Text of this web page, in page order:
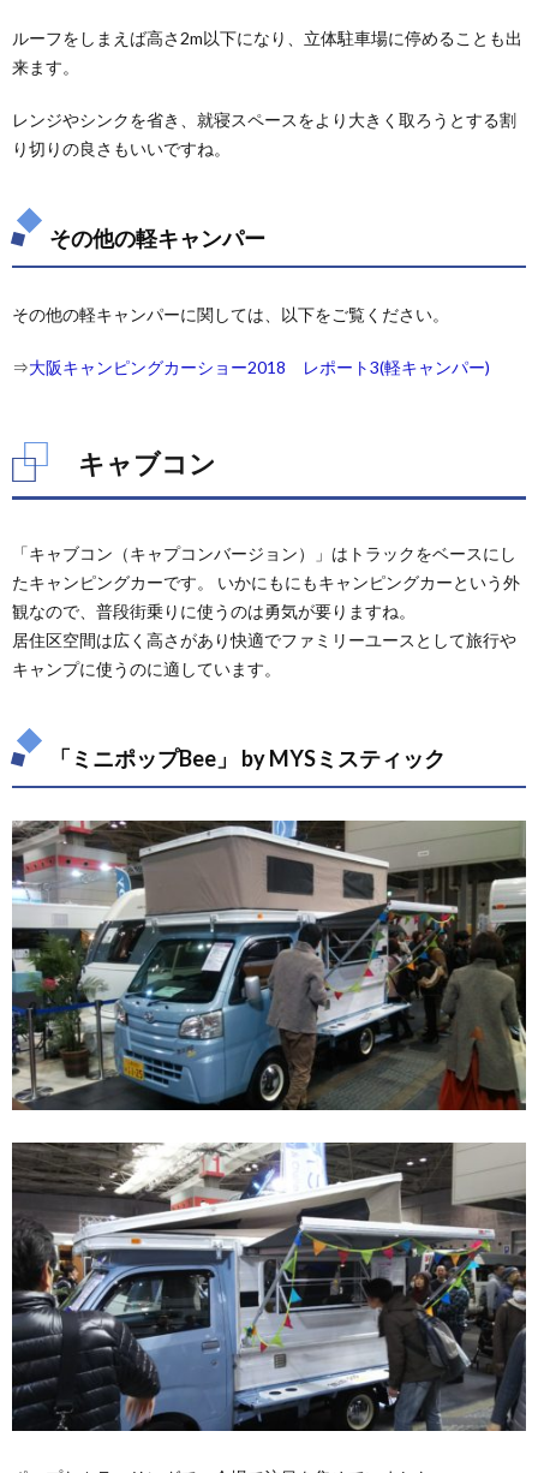
ルーフをしまえば高さ2m以下になり、立体駐車場に停めることも出
来ます。
レンジやシンクを省き、就寝スペースをより大きく取ろうとする割
り切りの良さもいいですね。
その他の軽キャンパー
その他の軽キャンパーに関しては、以下をご覧ください。
⇒大阪キャンピングカーショー2018 レポート3(軽キャンパー)
キャブコン
「キャブコン（キャプコンバージョン）」はトラックをベースにし
たキャンピングカーです。 いかにもにもキャンピングカーという外
観なので、普段街乗りに使うのは勇気が要りますね。
居住区空間は広く高さがあり快適でファミリーユースとして旅行や
キャンプに使うのに適しています。
「ミニポップBee」 by MYSミスティック